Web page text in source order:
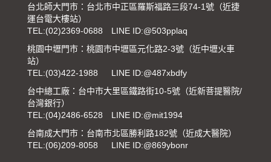
台北師大門市：台北市中正區羅斯福路三段74-1號（近捷
運台電大樓站）
TEL:(02)2369-0688
LINE ID:@503pplaq
桃園中壢門市：桃園市中壢區元化路2-3號（近中壢火車
站）
TEL:(03)422-1988
LINE ID:@487xbdfy
台中總工廠：台中市大里區鐵路街10-5號（近新菩提醫院/
台灣銀行）
TEL:(04)2486-6528
LINE ID:@mit1994
台南成大門市：台南市北區勝利路182號（近成大醫院）
TEL:(06)209-8058 LINE ID:@869ybonr